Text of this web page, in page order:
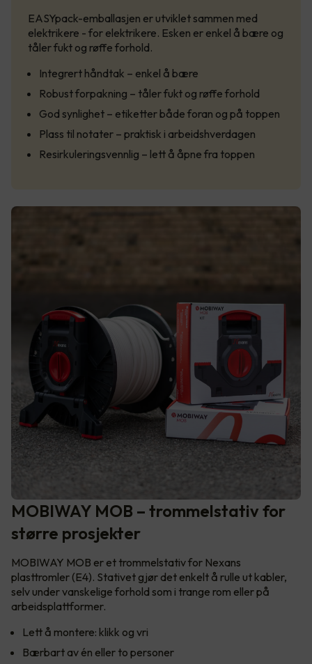
EASYpack-emballasjen er utviklet sammen med
elektrikere - for elektrikere. Esken er enkel å bære og
tåler fukt og røffe forhold.
Integrert håndtak – enkel å bære
Robust forpakning – tåler fukt og røffe forhold
God synlighet – etiketter både foran og på toppen
Plass til notater – praktisk i arbeidshverdagen
Resirkuleringsvennlig – lett å åpne fra toppen
MOBIWAY MOB – trommelstativ for
større prosjekter
MOBIWAY MOB er et trommelstativ for Nexans
plasttromler (E4). Stativet gjør det enkelt å rulle ut kabler,
selv under vanskelige forhold som i trange rom eller på
arbeidsplattformer.
Lett å montere: klikk og vri
Bærbart av én eller to personer